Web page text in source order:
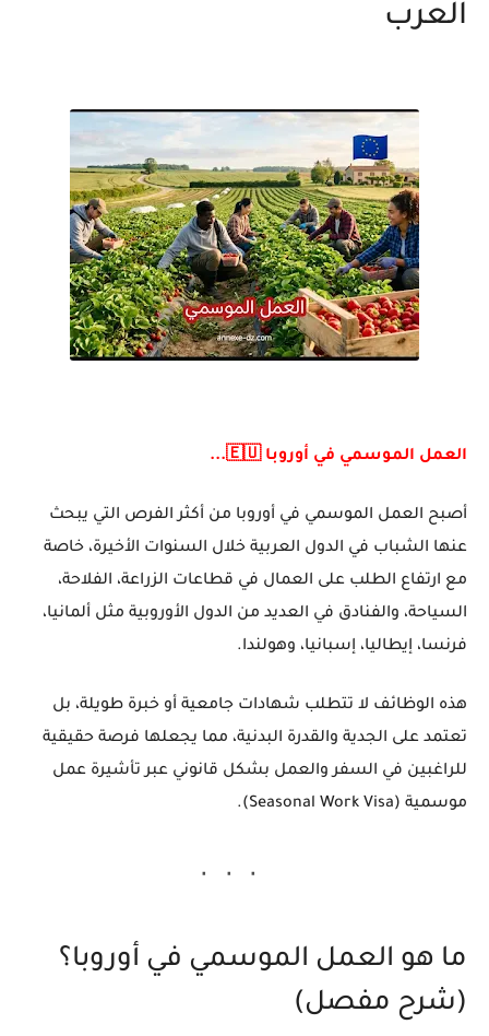
العرب
العمل الموسمي في أوروبا 🇪🇺...
أصبح العمل الموسمي في أوروبا من أكثر الفرص التي يبحث
عنها الشباب في الدول العربية خلال السنوات الأخيرة، خاصة
مع ارتفاع الطلب على العمال في قطاعات الزراعة، الفلاحة،
السياحة، والفنادق في العديد من الدول الأوروبية مثل ألمانيا،
فرنسا، إيطاليا، إسبانيا، وهولندا.
هذه الوظائف لا تتطلب شهادات جامعية أو خبرة طويلة، بل
تعتمد على الجدية والقدرة البدنية، مما يجعلها فرصة حقيقية
للراغبين في السفر والعمل بشكل قانوني عبرتأشيرة عمل
موسمية (Seasonal Work Visa)
.
ما هو العمل الموسمي في أوروبا؟
(شرح مفصل)